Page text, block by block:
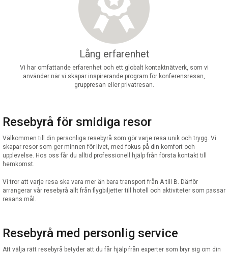
Lång erfarenhet
Vi har omfattande erfarenhet och ett globalt kontaktnätverk, som vi
använder när vi skapar inspirerande program för konferensresan,
gruppresan eller privatresan.
Resebyrå för smidiga resor
Välkommen till din personliga resebyrå som gör varje resa unik och trygg. Vi
skapar resor som ger minnen för livet, med fokus på din komfort och
upplevelse. Hos oss får du alltid professionell hjälp från första kontakt till
hemkomst.
Vi tror att varje resa ska vara mer än bara transport från A till B. Därför
arrangerar vår resebyrå allt från flygbiljetter till hotell och aktiviteter som passar
resans mål.
Resebyrå med personlig service
Att välja rätt resebyrå betyder att du får hjälp från experter som bryr sig om din